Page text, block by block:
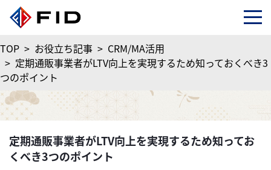
TOP > お役立ち記事 > CRM/MA活用
> 定期通販事業者がLTV向上を実現するため知っておくべき3
つのポイント
定期通販事業者がLTV向上を実現するため知ってお
くべき3つのポイント